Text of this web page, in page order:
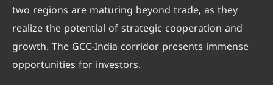
two regions are maturing beyond trade, as they
realize the potential of strategic cooperation and
growth. The GCC-India corridor presents immense
opportunities for investors.